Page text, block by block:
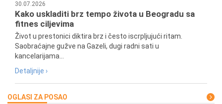
30.07.2026
Kako uskladiti brz tempo života u Beogradu sa
fitnes ciljevima
Život u prestonici diktira brz i često iscrpljujući ritam.
Saobraćajne gužve na Gazeli, dugi radni sati u
kancelarijama...
Detaljnije ›
OGLASI ZA POSAO